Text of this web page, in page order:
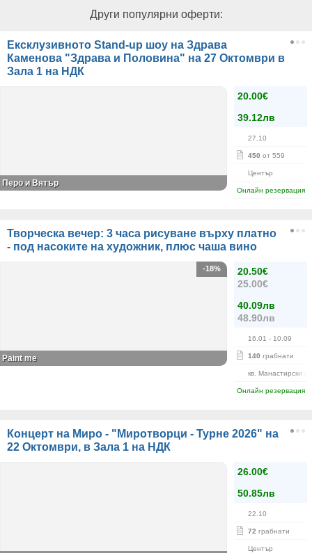
Други популярни оферти:
Ексклузивното Stand-up шоу на Здрава
Каменова "Здрава и Половина" на 27 Октомври в
Зала 1 на НДК
20.00€
39.12лв
27.10
450 от 559
Център
Онлайн резервация
Перо и Вятър
Творческа вечер: 3 часа рисуване върху платно
- под насоките на художник, плюс чаша вино
20.50€
25.00€
40.09лв
48.90лв
16.01 - 10.09
140 грабнати
кв. Манастирски
Онлайн резервация
-18%
Paint me
Концерт на Миро - "Миротворци - Турне 2026" на
22 Октомври, в Зала 1 на НДК
26.00€
50.85лв
22.10
72 грабнати
Център